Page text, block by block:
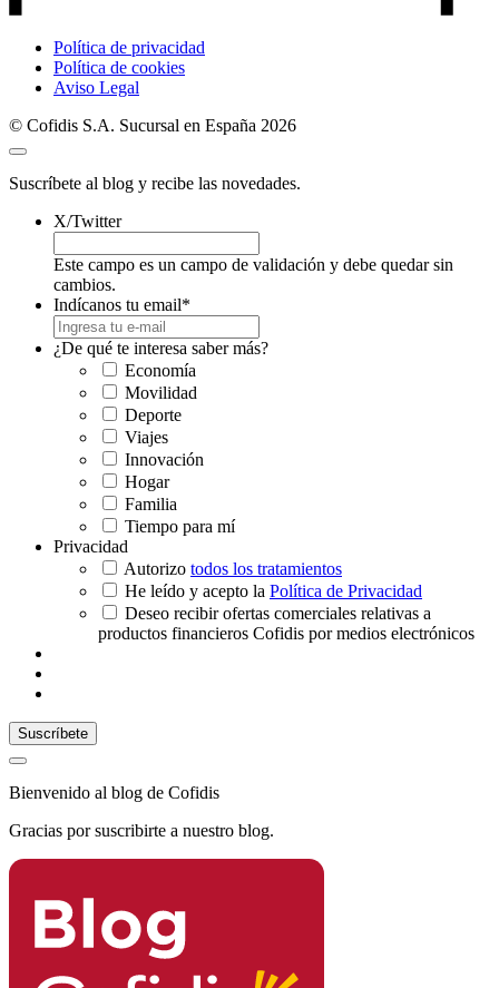
Política de privacidad
Política de cookies
Aviso Legal
© Cofidis S.A. Sucursal en España 2026
Suscríbete al blog y recibe las novedades.
X/Twitter
Este campo es un campo de validación y debe quedar sin
cambios.
Indícanos tu email*
¿De qué te interesa saber más?
Economía
Movilidad
Deporte
Viajes
Innovación
Hogar
Familia
Tiempo para mí
Privacidad
Autorizo todos los tratamientos
He leído y acepto la Política de Privacidad
Deseo recibir ofertas comerciales relativas a
productos financieros Cofidis por medios electrónicos
Bienvenido al blog de Cofidis
Gracias por suscribirte a nuestro blog.